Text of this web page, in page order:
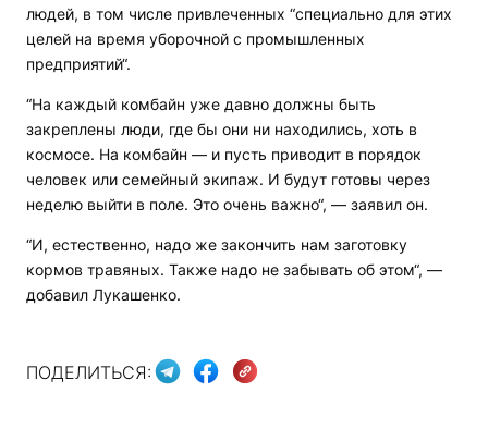
людей, в том числе привлеченных “специально для этих
целей на время уборочной с промышленных
предприятий“.
“На каждый комбайн уже давно должны быть
закреплены люди, где бы они ни находились, хоть в
космосе. На комбайн — и пусть приводит в порядок
человек или семейный экипаж. И будут готовы через
неделю выйти в поле. Это очень важно“, — заявил он.
“И, естественно, надо же закончить нам заготовку
кормов травяных. Также надо не забывать об этом“, —
добавил Лукашенко.
ПОДЕЛИТЬСЯ: